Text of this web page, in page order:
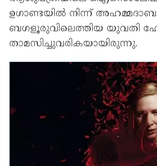
ഉഗാണ്ടയിൽ നിന്ന്
ബഗളൂരുവിലെത്തിയ യുവതി
താമസിച്ചുവരികയായിരുന്നു.